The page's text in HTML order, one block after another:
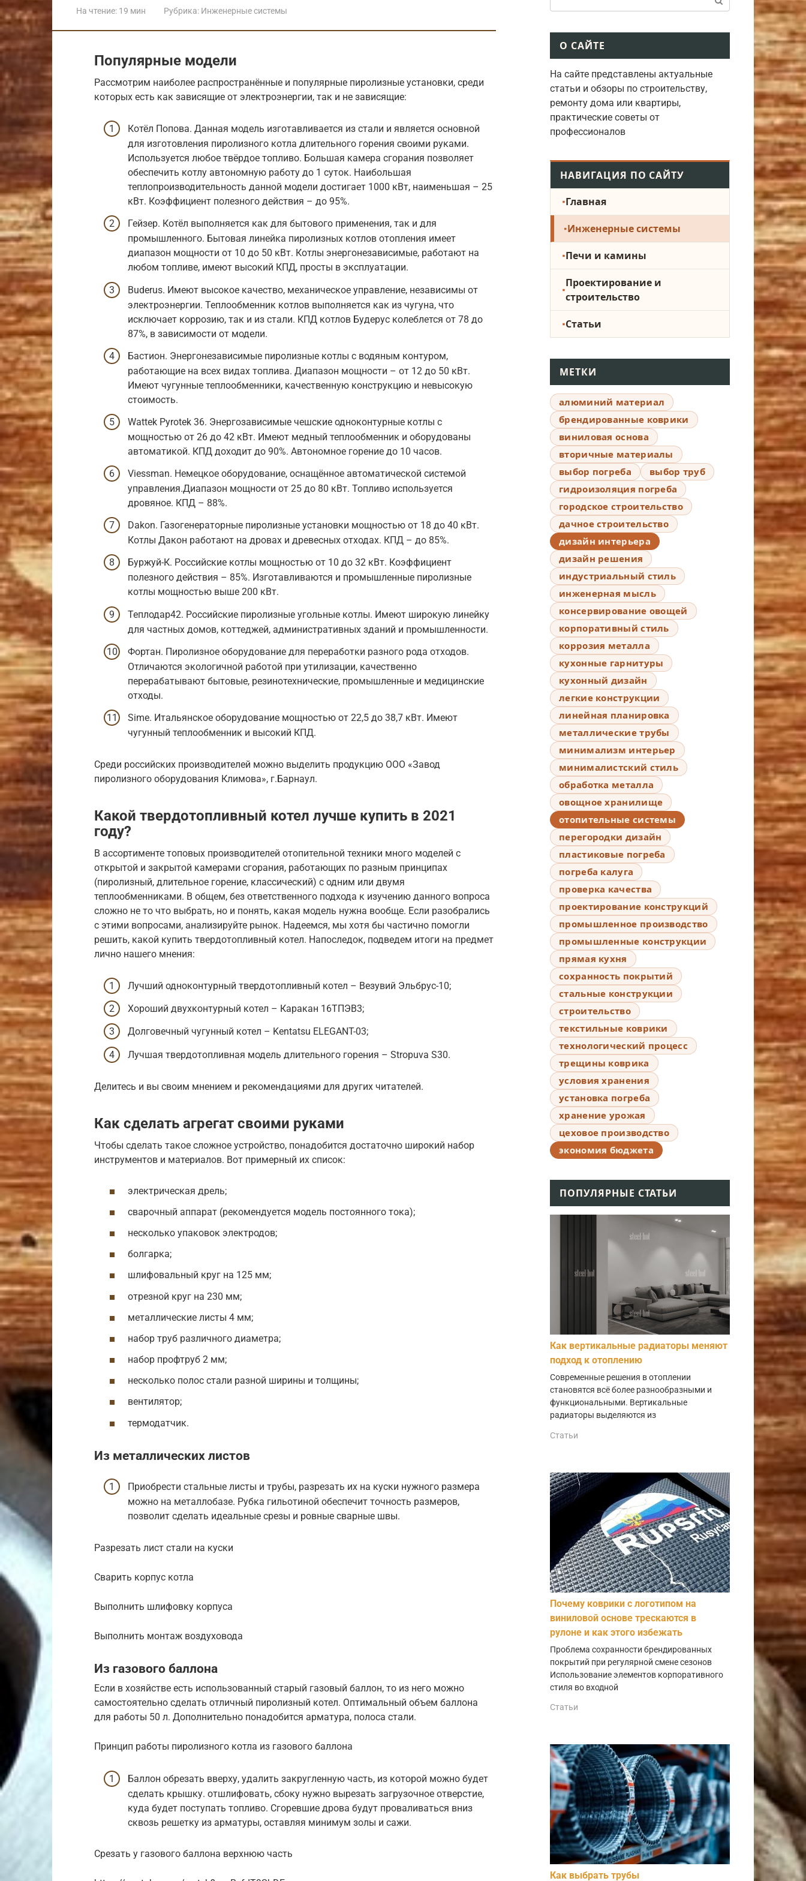
На чтение: 19 мин Рубрика: Инженерные системы
Популярные модели
Рассмотрим наиболее распространённые и популярные пиролизные установки, среди
которых есть как зависящие от электроэнергии, так и не зависящие:
Котёл Попова. Данная модель изготавливается из стали и является основной
для изготовления пиролизного котла длительного горения своими руками.
Используется любое твёрдое топливо. Большая камера сгорания позволяет
обеспечить котлу автономную работу до 1 суток. Наибольшая
теплопроизводительность данной модели достигает 1000 кВт, наименьшая – 25
кВт. Коэффициент полезного действия – до 95%.
Гейзер. Котёл выполняется как для бытового применения, так и для
промышленного. Бытовая линейка пиролизных котлов отопления имеет
диапазон мощности от 10 до 50 кВт. Котлы энергонезависимые, работают на
любом топливе, имеют высокий КПД, просты в эксплуатации.
Buderus. Имеют высокое качество, механическое управление, независимы от
электроэнергии. Теплообменник котлов выполняется как из чугуна, что
исключает коррозию, так и из стали. КПД котлов Будерус колеблется от 78 до
87%, в зависимости от модели.
Бастион. Энергонезависимые пиролизные котлы с водяным контуром,
работающие на всех видах топлива. Диапазон мощности – от 12 до 50 кВт.
Имеют чугунные теплообменники, качественную конструкцию и невысокую
стоимость.
Wattek Pyrotek 36. Энергозависимые чешские одноконтурные котлы с
мощностью от 26 до 42 кВт. Имеют медный теплообменник и оборудованы
автоматикой. КПД доходит до 90%. Автономное горение до 10 часов.
Viessman. Немецкое оборудование, оснащённое автоматической системой
управления.Диапазон мощности от 25 до 80 кВт. Топливо используется
дровяное. КПД – 88%.
Dakon. Газогенераторные пиролизные установки мощностью от 18 до 40 кВт.
Котлы Дакон работают на дровах и древесных отходах. КПД – до 85%.
Буржуй-К. Российские котлы мощностью от 10 до 32 кВт. Коэффициент
полезного действия – 85%. Изготавливаются и промышленные пиролизные
котлы мощностью выше 200 кВт.
Теплодар42. Российские пиролизные угольные котлы. Имеют широкую линейку
для частных домов, коттеджей, административных зданий и промышленности.
Фортан. Пиролизное оборудование для переработки разного рода отходов.
Отличаются экологичной работой при утилизации, качественно
перерабатывают бытовые, резинотехнические, промышленные и медицинские
отходы.
Sime. Итальянское оборудование мощностью от 22,5 до 38,7 кВт. Имеют
чугунный теплообменник и высокий КПД.
Среди российских производителей можно выделить продукцию ООО «Завод
пиролизного оборудования Климова», г.Барнаул.
Какой твердотопливный котел лучше купить в 2021
году?
В ассортименте топовых производителей отопительной техники много моделей с
открытой и закрытой камерами сгорания, работающих по разным принципах
(пиролизный, длительное горение, классический) с одним или двумя
теплообменниками. В общем, без ответственного подхода к изучению данного вопроса
сложно не то что выбрать, но и понять, какая модель нужна вообще. Если разобрались
с этими вопросами, анализируйте рынок. Надеемся, мы хотя бы частично помогли
решить, какой купить твердотопливный котел. Напоследок, подведем итоги на предмет
лично нашего мнения:
Лучший одноконтурный твердотопливный котел – Везувий Эльбрус-10;
Хороший двухконтурный котел – Каракан 16ТПЭВ3;
Долговечный чугунный котел – Kentatsu ELEGANT-03;
Лучшая твердотопливная модель длительного горения – Stropuva S30.
Делитесь и вы своим мнением и рекомендациями для других читателей.
Как сделать агрегат своими руками
Чтобы сделать такое сложное устройство, понадобится достаточно широкий набор
инструментов и материалов. Вот примерный их список:
электрическая дрель;
сварочный аппарат (рекомендуется модель постоянного тока);
несколько упаковок электродов;
болгарка;
шлифовальный круг на 125 мм;
отрезной круг на 230 мм;
металлические листы 4 мм;
набор труб различного диаметра;
набор профтруб 2 мм;
несколько полос стали разной ширины и толщины;
вентилятор;
термодатчик.
Из металлических листов
Приобрести стальные листы и трубы, разрезать их на куски нужного размера
можно на металлобазе. Рубка гильотиной обеспечит точность размеров,
позволит сделать идеальные срезы и ровные сварные швы.
Разрезать лист стали на куски
Сварить корпус котла
Выполнить шлифовку корпуса
Выполнить монтаж воздуховода
Из газового баллона
Если в хозяйстве есть использованный старый газовый баллон, то из него можно
самостоятельно сделать отличный пиролизный котел. Оптимальный объем баллона
для работы 50 л. Дополнительно понадобится арматура, полоса стали.
Принцип работы пиролизного котла из газового баллона
Баллон обрезать вверху, удалить закругленную часть, из которой можно будет
сделать крышку. отшлифовать, сбоку нужно вырезать загрузочное отверстие,
куда будет поступать топливо. Сгоревшие дрова будут проваливаться вниз
сквозь решетку из арматуры, оставляя минимум золы и сажи.
Срезать у газового баллона верхнюю часть
О САЙТЕ
На сайте представлены актуальные
статьи и обзоры по строительству,
ремонту дома или квартиры,
практические советы от
профессионалов
НАВИГАЦИЯ ПО САЙТУ
Главная
Инженерные системы
Печи и камины
Проектирование и
строительство
Статьи
МЕТКИ
алюминий материал
брендированные коврики
виниловая основа
вторичные материалы
выбор погреба
выбор труб
гидроизоляция погреба
городское строительство
дачное строительство
дизайн интерьера
дизайн решения
индустриальный стиль
инженерная мысль
консервирование овощей
корпоративный стиль
коррозия металла
кухонные гарнитуры
кухонный дизайн
легкие конструкции
линейная планировка
металлические трубы
минимализм интерьер
минималистский стиль
обработка металла
овощное хранилище
отопительные системы
перегородки дизайн
пластиковые погреба
погреба калуга
проверка качества
проектирование конструкций
промышленное производство
промышленные конструкции
прямая кухня
сохранность покрытий
стальные конструкции
строительство
текстильные коврики
технологический процесс
трещины коврика
условия хранения
установка погреба
хранение урожая
цеховое производство
экономия бюджета
ПОПУЛЯРНЫЕ СТАТЬИ
Как вертикальные радиаторы меняют
подход к отоплению
Современные решения в отоплении
становятся всё более разнообразными и
функциональными. Вертикальные
радиаторы выделяются из
Статьи
Почему коврики с логотипом на
виниловой основе трескаются в
рулоне и как этого избежать
Проблема сохранности брендированных
покрытий при регулярной смене сезонов
Использование элементов корпоративного
стиля во входной
Статьи
Как выбрать трубы